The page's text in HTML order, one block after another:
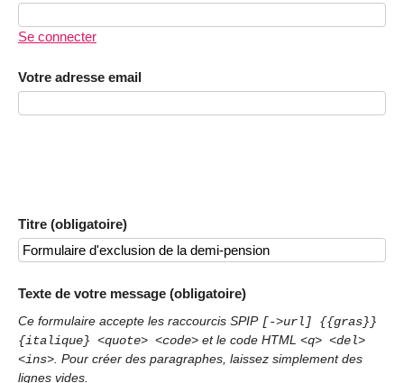
Se connecter
Votre adresse email
Titre (obligatoire)
Texte de votre message (obligatoire)
Ce formulaire accepte les raccourcis SPIP [->url] {{gras}}
{italique} <quote> <code> et le code HTML <q> <del>
<ins>. Pour créer des paragraphes, laissez simplement des
lignes vides.